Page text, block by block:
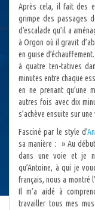
Après cela, il fait des
grimpe des passages
d’escalade qu’il a
à Orgon où il gravit
en guise
à quatre ten-tatives
minutes entre chaque
en ne prenant qu’une
autres fois avec dix
s’achève ensuite sur
Fasciné par le style d’
sa manière : » Au
dans une voie et je
qu’Antoine, à qui je
français, nous a montré
Il m’a aidé à
travailler tous mes